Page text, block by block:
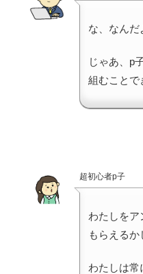
な、なんだ
じゃあ、p
組むことで
超初心者p子
わたしをア
もらえるか
わたしは常